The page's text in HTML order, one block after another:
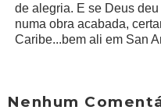
de alegria. E se Deus
numa obra acabada,
Caribe...bem ali em San
Nenhum